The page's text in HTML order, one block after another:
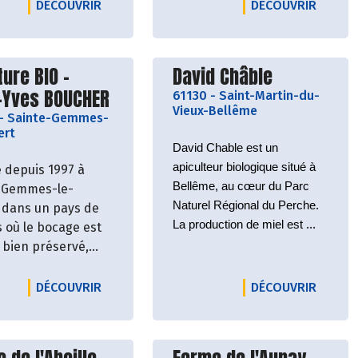
D'ÉMILE
DÉCOUVRIR LE PRODUCTEUR BERGERIE FROMAGERIE
DÉCOUVRIRLE
DES LYS
le producteur
BIO -
BOUCHER
- Sainte-Gemmes-
depuis 1997 à
le-
un pays de
où le bocage est
préservé,
paysan,
bio depuis 2000,
DÉCOUVRIR LE PRODUCTEUR CONFITURE BIO - JEAN-
Découvrir le
David Châble
61130 - Saint-Martin-du-
Vieux-Bellême
David Chable est un
apiculteur biologique situé à
Bellême, au cœur du Parc
Naturel Régional du Perche.
La production de miel est
respectueuses de
biodiversité locale. Il met un
point d'honneur à respecter
DÉCOUVRIRLE